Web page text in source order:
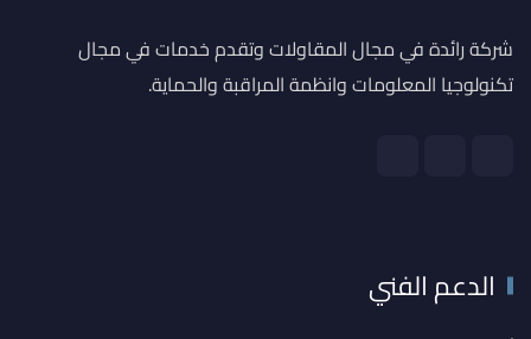
شركة رائدة في مجال المقاولات وتقدم خدمات في مجال
تكنولوجيا المعلومات وانظمة المراقبة والحماية.
الدعم الفني